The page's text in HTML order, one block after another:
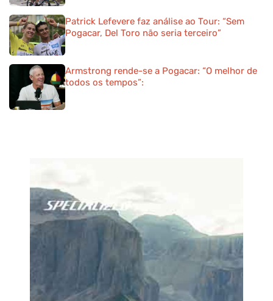
Patrick Lefevere faz análise ao Tour: “Sem
Pogacar, Del Toro não seria terceiro”
Armstrong rende-se a Pogacar: “O melhor de
todos os tempos”: